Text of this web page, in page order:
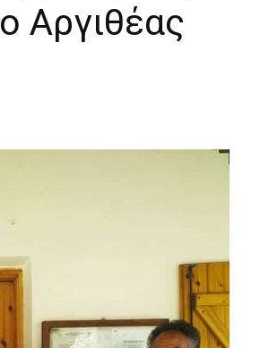
Αργιθέας